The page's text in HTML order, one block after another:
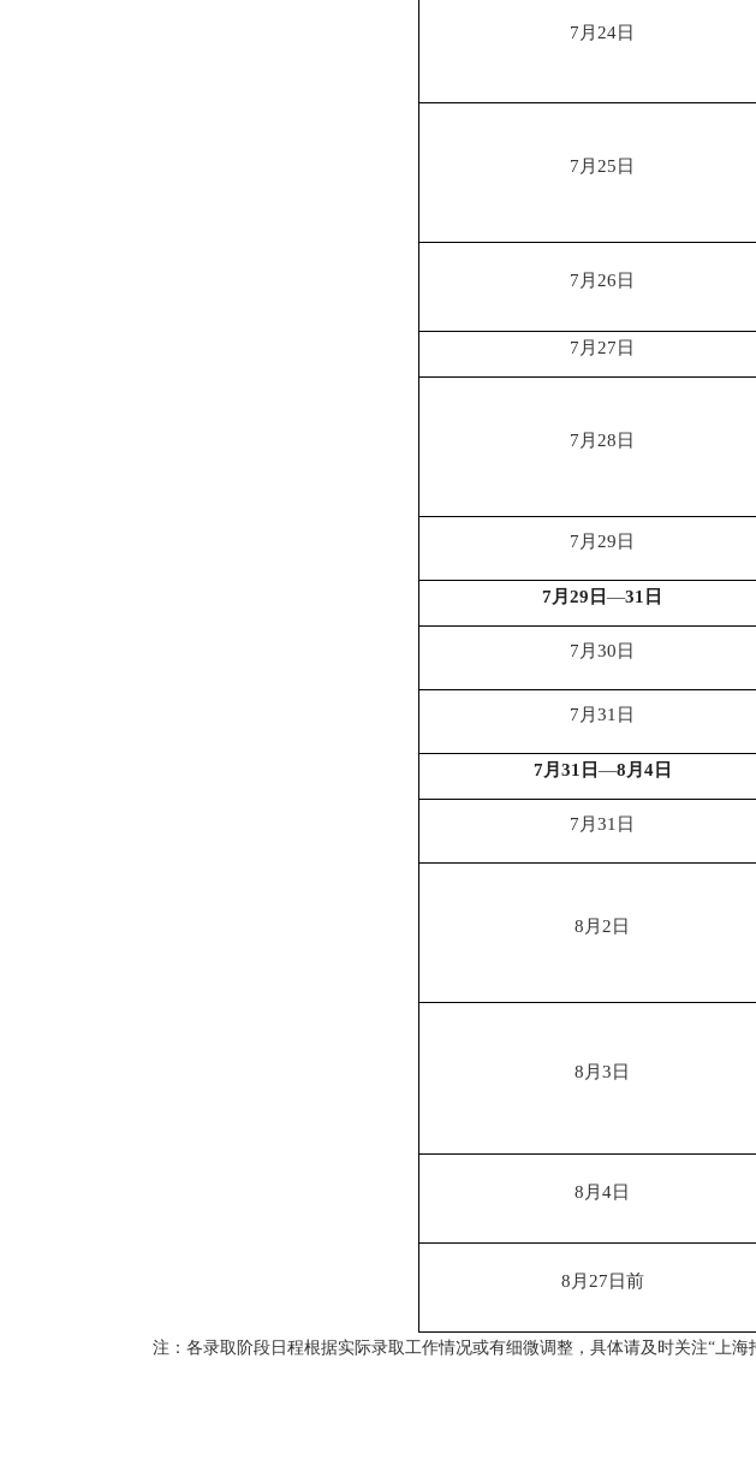
7 月 24日
7 月 25 日
7 月 26 日
7 月 27 日
7 月 28 日
7 月 29 日
7月 29 日—31 日
7 月 30 日
7 月 31 日
7月 31 日—8 月 4日
7 月 31 日
8 月 2 日
8 月 3 日
8 月 4日
8 月 27 日前
注：各录取阶段日程根据实际录取工作情况或有细微调整，具体请及时关注“上海